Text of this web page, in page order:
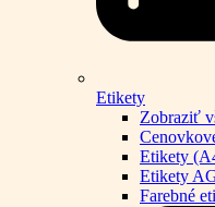
Etikety
Zobraziť
Etikety
Etikety
Farebné